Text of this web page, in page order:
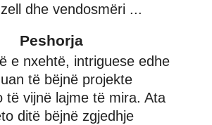
dhe vendosmëri ...
Peshorja
e nxehtë, intriguese edhe
të bëjnë projekte
të vijnë lajme të mira. Ata
ditë bëjnë zgjedhje